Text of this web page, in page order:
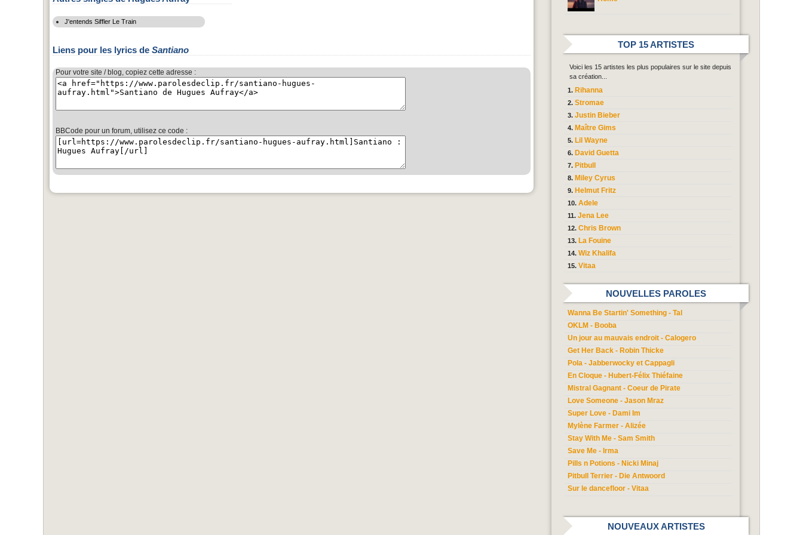
J'entends Siffler Le Train
Liens pour les lyrics de Santiano
Pour votre site / blog, copiez cette adresse :
BBCode pour un forum, utilisez ce code :
TOP 15 ARTISTES
Voici les 15 artistes les plus populaires sur le site depuis
sa création...
Rihanna
Stromae
Justin Bieber
Maître Gims
Lil Wayne
David Guetta
Pitbull
Miley Cyrus
Helmut Fritz
Adele
Jena Lee
Chris Brown
La Fouine
Wiz Khalifa
Vitaa
NOUVELLES PAROLES
Wanna Be Startin' Something - Tal
OKLM - Booba
Un jour au mauvais endroit - Calogero
Get Her Back - Robin Thicke
Pola - Jabberwocky et Cappagli
En Cloque - Hubert-Félix Thiéfaine
Mistral Gagnant - Coeur de Pirate
Love Someone - Jason Mraz
Super Love - Dami Im
Mylène Farmer - Alizée
Stay With Me - Sam Smith
Save Me - Irma
Pills n Potions - Nicki Minaj
Pitbull Terrier - Die Antwoord
Sur le dancefloor - Vitaa
NOUVEAUX ARTISTES